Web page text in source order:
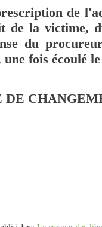
de
de la victime,
du
fois écoulé
DE